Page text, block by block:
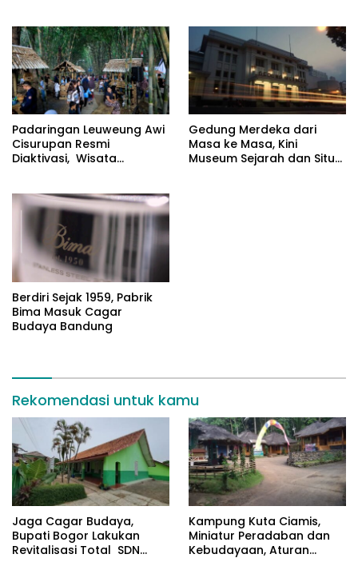
Padaringan Leuweung Awi
Cisurupan Resmi
Diaktivasi, Wisata
Gedung Merdeka dari
Masa ke Masa, Kini
Museum Sejarah dan Situs
Berdiri Sejak 1959, Pabrik
Bima Masuk Cagar
Budaya Bandung
Rekomendasi untuk kamu
Jaga Cagar Budaya,
Bupati Bogor Lakukan
Revitalisasi Total SDN
Kampung Kuta Ciamis,
Miniatur Peradaban dan
Kebudayaan, Aturan